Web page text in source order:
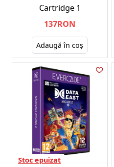
Cartridge 1
137RON
Adaugă în coş
Stoc epuizat